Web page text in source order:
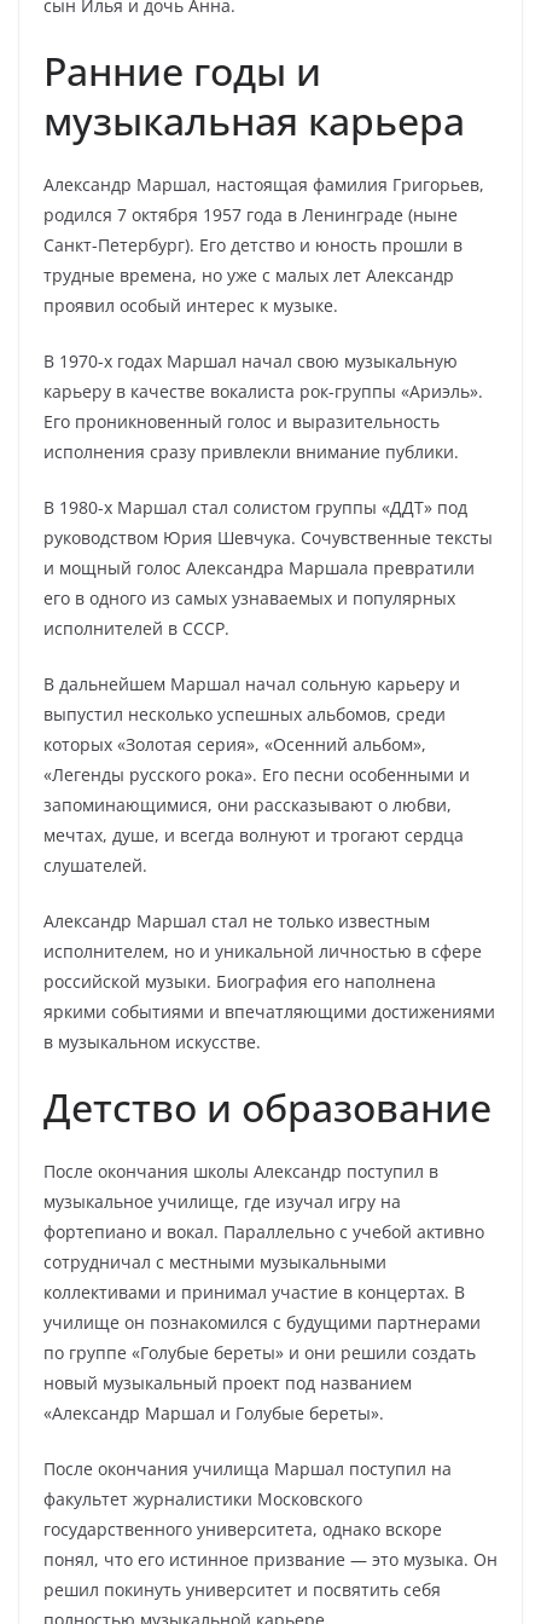
сын Илья и дочь Анна.
Ранние годы и
музыкальная карьера
Александр Маршал, настоящая фамилия Григорьев,
родился 7 октября 1957 года в Ленинграде (ныне
Санкт-Петербург). Его детство и юность прошли в
трудные времена, но уже с малых лет Александр
проявил особый интерес к музыке.
В 1970-х годах Маршал начал свою музыкальную
карьеру в качестве вокалиста рок-группы «Ариэль».
Его проникновенный голос и выразительность
исполнения сразу привлекли внимание публики.
В 1980-х Маршал стал солистом группы «ДДТ» под
руководством Юрия Шевчука. Сочувственные тексты
и мощный голос Александра Маршала превратили
его в одного из самых узнаваемых и популярных
исполнителей в СССР.
В дальнейшем Маршал начал сольную карьеру и
выпустил несколько успешных альбомов, среди
которых «Золотая серия», «Осенний альбом»,
«Легенды русского рока». Его песни особенными и
запоминающимися, они рассказывают о любви,
мечтах, душе, и всегда волнуют и трогают сердца
слушателей.
Александр Маршал стал не только известным
исполнителем, но и уникальной личностью в сфере
российской музыки. Биография его наполнена
яркими событиями и впечатляющими достижениями
в музыкальном искусстве.
Детство и образование
После окончания школы Александр поступил в
музыкальное училище, где изучал игру на
фортепиано и вокал. Параллельно с учебой активно
сотрудничал с местными музыкальными
коллективами и принимал участие в концертах. В
училище он познакомился с будущими партнерами
по группе «Голубые береты» и они решили создать
новый музыкальный проект под названием
«Александр Маршал и Голубые береты».
После окончания училища Маршал поступил на
факультет журналистики Московского
государственного университета, однако вскоре
понял, что его истинное призвание — это музыка. Он
решил покинуть университет и посвятить себя